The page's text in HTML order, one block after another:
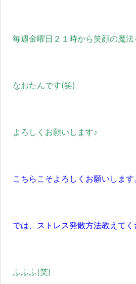
毎週金曜日２１時から笑顔の魔法
なおたんです(笑)
よろしくお願いします♪
こちらこそよろしくお願いします
では、ストレス発散方法教えてく
ふふふ(笑)